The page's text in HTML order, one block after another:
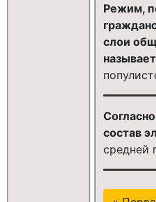
Режим,
слои
состав
средней